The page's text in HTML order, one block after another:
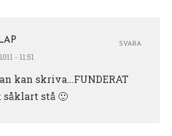
- 11:51
kan skriva…FUNDERAT
såklart stå 🙂
SVARA